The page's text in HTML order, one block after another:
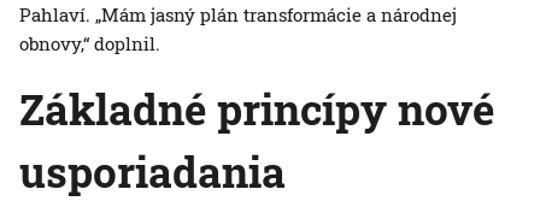
Pahlaví. „Mám jasný plán transformácie a národnej
obnovy,“ doplnil.
Základné princípy nové
usporiadania